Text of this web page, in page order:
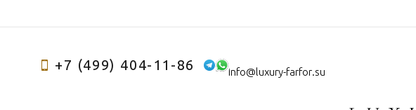
+7 (499) 404-11-86 info@luxury-farfor.su